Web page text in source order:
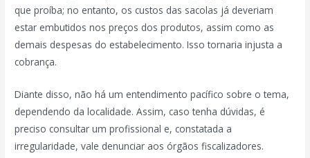
que proíba; no entanto, os custos das sacolas já deveriam
estar embutidos nos preços dos produtos, assim como as
demais despesas do estabelecimento. Isso tornaria injusta a
cobrança.
Diante disso, não há um entendimento pacífico sobre o tema,
dependendo da localidade. Assim, caso tenha dúvidas, é
preciso consultar um profissional e, constatada a
irregularidade, vale denunciar aos órgãos fiscalizadores.